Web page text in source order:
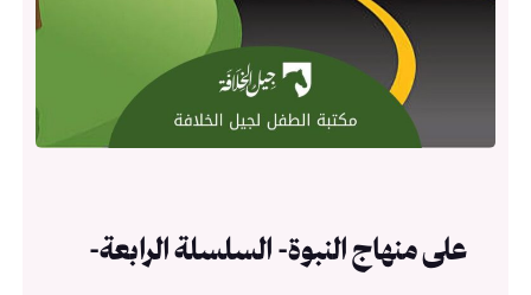
على منهاج النبوة- السلسلة الرابعة-